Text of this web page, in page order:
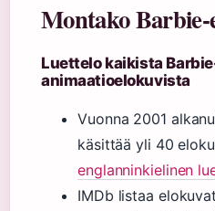
Montako Barbie-
Luettelo kaikista
animaatioelokuvista
Vuonna 2001
käsittää yli 40
englanninkielinen
IMDb listaa